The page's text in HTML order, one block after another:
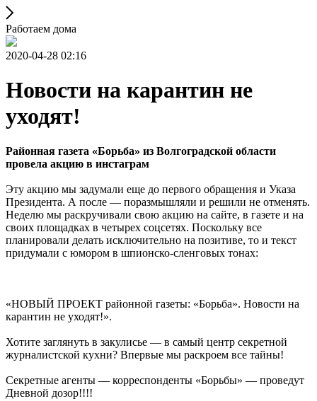
Работаем дома
2020-04-28 02:16
Новости на карантин не
уходят!
Районная газета «Борьба» из Волгоградской области
провела акцию в инстаграм
Эту акцию мы задумали еще до первого обращения и Указа
Президента. А после — поразмышляли и решили не отменять.
Неделю мы раскручивали свою акцию на сайте, в газете и на
своих площадках в четырех соцсетях. Поскольку все
планировали делать исключительно на позитиве, то и текст
придумали с юмором в шпионско-сленговых тонах:
«НОВЫЙ ПРОЕКТ районной газеты: «Борьба». Новости на
карантин не уходят!».
Хотите заглянуть в закулисье — в самый центр секретной
журналистской кухни? Впервые мы раскроем все тайны!
Секретные агенты — корреспонденты «Борьбы» — проведут
Дневной дозор!!!!